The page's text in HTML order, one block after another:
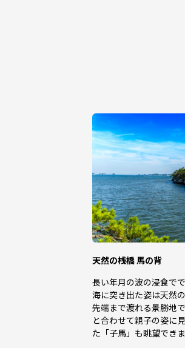
お申込みからお
※年末年始等の繁
※発送に関するご
配送不可地域の
■寄附金受領証明
返礼品とは別に、
「寄附金受領証明
願いします。
■ワンストップ特
下記条件に該当す
・お申し込み時に
・過去に他自治体
郵送でのワンスト
「自治体マイペー
ダウンロードが難
天然の桟橋 馬の背
長い年月の波の浸食で
海に突き出た姿は天然
先端まで渡れる景勝地
と合わせて親子の姿に
た「子馬」も眺望できま